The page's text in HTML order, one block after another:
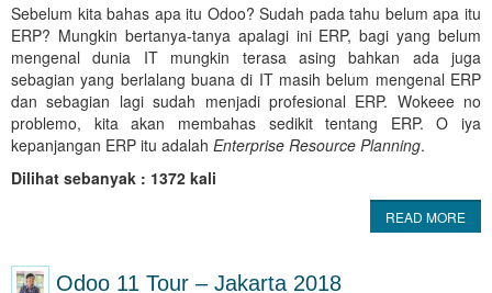
Sebelum kita bahas apa itu Odoo? Sudah pada tahu belum apa itu
ERP? Mungkin bertanya-tanya apalagi ini ERP, bagi yang belum
mengenal dunia IT mungkin terasa asing bahkan ada juga
sebagian yang berlalang buana di IT masih belum mengenal ERP
dan sebagian lagi sudah menjadi profesional ERP. Wokeee no
problemo, kita akan membahas sedikit tentang ERP. O iya
kepanjangan ERP itu adalah Enterprise Resource Planning.
Dilihat sebanyak : 1372 kali
READ MORE
Odoo 11 Tour – Jakarta 2018